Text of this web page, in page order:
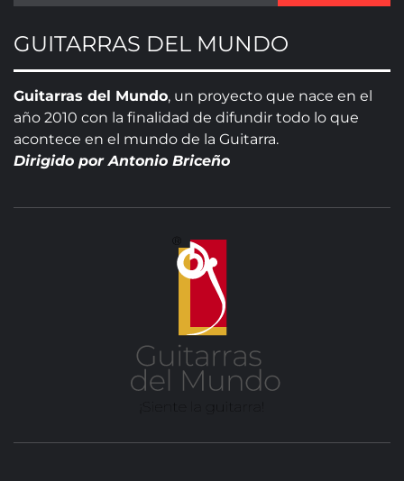
GUITARRAS DEL MUNDO
Guitarras del Mundo, un proyecto que nace en el
año 2010 con la finalidad de difundir todo lo que
acontece en el mundo de la Guitarra.
Dirigido por Antonio Briceño